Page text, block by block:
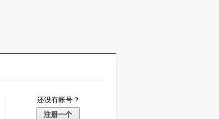
还没有帐号？
注册一个